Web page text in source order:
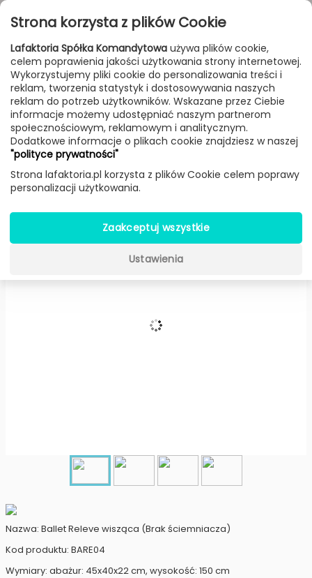
Przejdź do treści
FILTROWANIE & SORTOWANIE
Lampy Producenci a-emotional light Produkt
Ballet Releve wisząca (Brak
ściemniacza) -a-emotional light
Nazwa: Ballet Releve wisząca (Brak ściemniacza)
Kod produktu: BARE04
Wymiary: abażur: 45x40x22 cm, wysokość: 150 cm
Strona korzysta z plików Cookie
Lafaktoria Spółka Komandytowa używa plików cookie,
celem poprawienia jakości użytkowania strony internetowej.
Wykorzystujemy pliki cookie do personalizowania treści i
reklam, tworzenia statystyk i dostosowywania naszych
reklam do potrzeb użytkowników. Wskazane przez Ciebie
informacje możemy udostępniać naszym partnerom
społecznościowym, reklamowym i analitycznym.
Dodatkowe informacje o plikach cookie znajdziesz w naszej
"polityce prywatności"
Strona lafaktoria.pl korzysta z plików Cookie celem poprawy
personalizacji użytkowania.
Zaakceptuj wszystkie
Ustawienia